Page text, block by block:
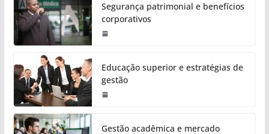
Segurança patrimonial e benefícios
corporativos
Educação superior e estratégias de
gestão
Gestão acadêmica e mercado